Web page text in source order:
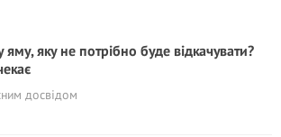
яку не потрібно буде відкачувати?
досвідом